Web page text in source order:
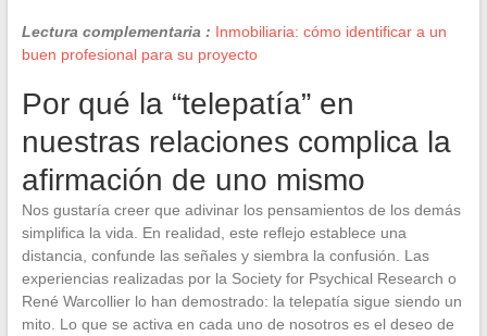
Lectura complementaria : Inmobiliaria: cómo identificar a un
buen profesional para su proyecto
Por qué la “telepatía” en
nuestras relaciones complica la
afirmación de uno mismo
Nos gustaría creer que adivinar los pensamientos de los demás
simplifica la vida. En realidad, este reflejo establece una
distancia, confunde las señales y siembra la confusión. Las
experiencias realizadas por la Society for Psychical Research o
René Warcollier lo han demostrado: la telepatía sigue siendo un
mito. Lo que se activa en cada uno de nosotros es el deseo de